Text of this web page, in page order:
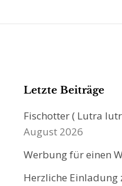
Letzte Beiträge
Fischotter ( Lutra
August 2026
Werbung für einen
Herzliche Einladung